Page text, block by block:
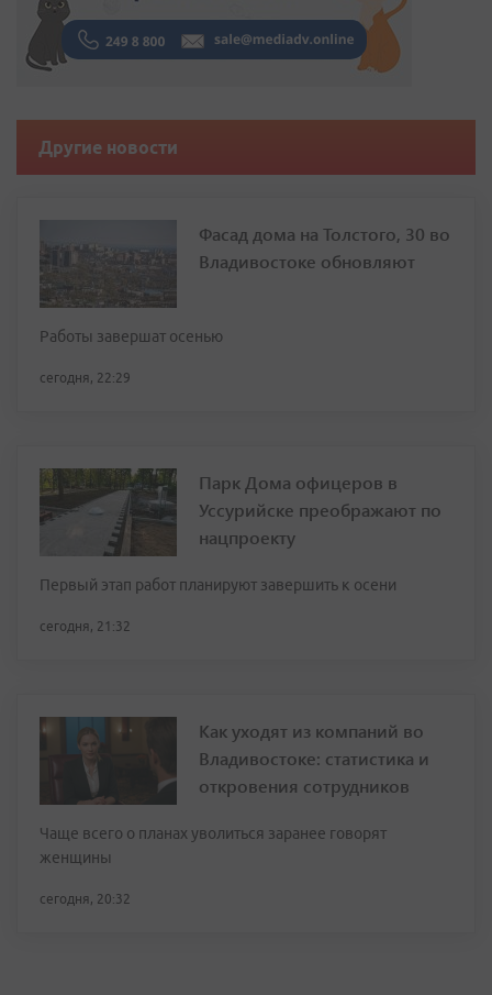
Другие новости
Фасад дома на Толстого, 30 во
Владивостоке обновляют
Работы завершат осенью
сегодня, 22:29
Парк Дома офицеров в
Уссурийске преображают по
нацпроекту
Первый этап работ планируют завершить к осени
сегодня, 21:32
Как уходят из компаний во
Владивостоке: статистика и
откровения сотрудников
Чаще всего о планах уволиться заранее говорят
женщины
сегодня, 20:32